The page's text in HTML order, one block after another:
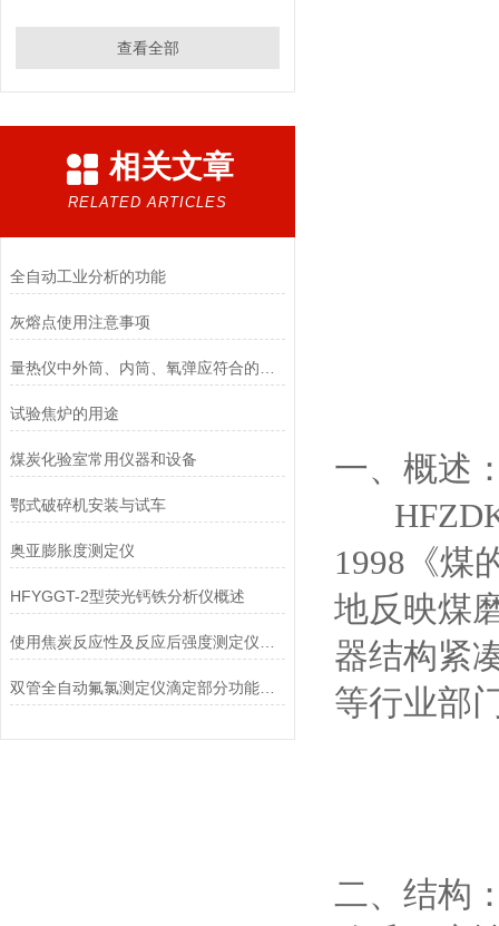
查看全部
相关文章
RELATED ARTICLES
全自动工业分析的功能
灰熔点使用注意事项
试验焦炉的用途
煤炭化验室常用仪器和设备
鄂式破碎机安装与试车
奥亚膨胀度测定仪
HFYGGT-2型荧光钙铁分析仪概述
双管全自动氟氯测定仪滴定部分功能特点
一、概述
1998 《
地反映煤
器结构紧
等行业部
二、结构